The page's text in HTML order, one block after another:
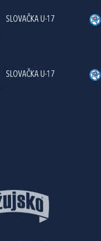
SLOVAČKA U-17
SLOVAČKA U-17